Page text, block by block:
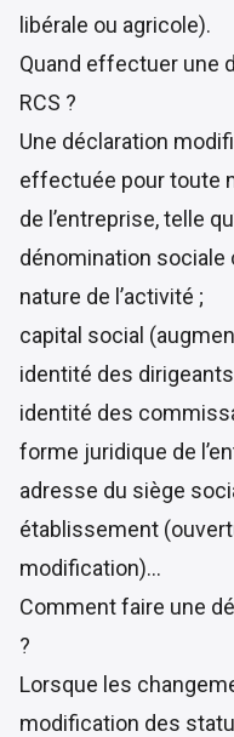
libérale ou agricole).
Quand effectuer une
RCS ?
Une déclaration
effectuée pour toute
de l’entreprise, telle
dénomination sociale
nature de l’activité ;
capital social
identité des
identité des
forme juridique de
adresse du siège
établissement
modification)...
Comment faire une
?
Lorsque les
modification des